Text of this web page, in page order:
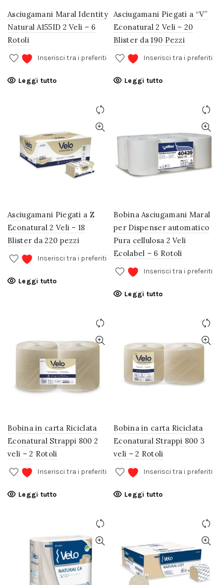
Asciugamani Maral Identity
Natural A155ID 2 Veli – 6
Rotoli
Inserisci tra i preferiti
Leggi tutto
Asciugamani Piegati a “V”
Econatural 2 Veli – 20
Blister da 190 Pezzi
Inserisci tra i preferiti
Leggi tutto
Asciugamani Piegati a Z
Econatural 2 Veli – 18
Blister da 220 pezzi
Inserisci tra i preferiti
Leggi tutto
Bobina Asciugamani Maral
per Dispenser automatico
Pura cellulosa 2 Veli
Ecolabel – 6 Rotoli
Inserisci tra i preferiti
Leggi tutto
Bobina in carta Riciclata
Econatural Strappi 800 2
veli – 2 Rotoli
Inserisci tra i preferiti
Leggi tutto
Bobina in carta Riciclata
Econatural Strappi 800 3
veli – 2 Rotoli
Inserisci tra i preferiti
Leggi tutto